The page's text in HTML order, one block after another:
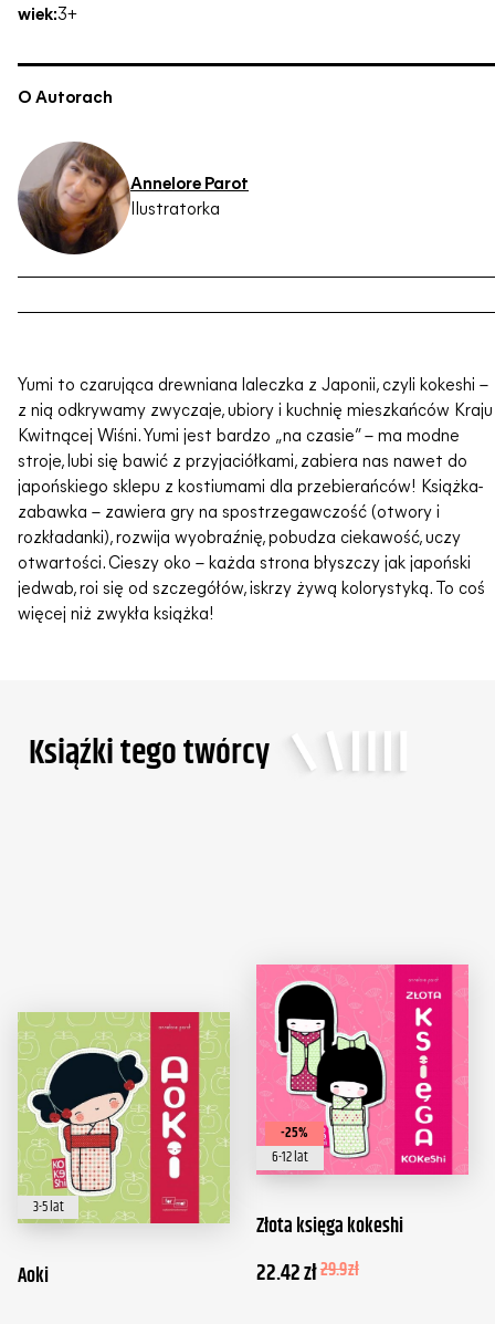
wiek:3+
O Autorach
Annelore Parot
Ilustratorka
Yumi to czarująca drewniana laleczka z Japonii, czyli kokeshi –
z nią odkrywamy zwyczaje, ubiory i kuchnię mieszkańców Kraju
Kwitnącej Wiśni. Yumi jest bardzo „na czasie” – ma modne
stroje, lubi się bawić z przyjaciółkami, zabiera nas nawet do
japońskiego sklepu z kostiumami dla przebierańców! Książka-
zabawka – zawiera gry na spostrzegawczość (otwory i
rozkładanki), rozwija wyobraźnię, pobudza ciekawość, uczy
otwartości. Cieszy oko – każda strona błyszczy jak japoński
jedwab, roi się od szczegółów, iskrzy żywą kolorystyką. To coś
więcej niż zwykła książka!
Ksiąźki tego twórcy
3-5 lat
Aoki
-25%
6-12 lat
Złota księga kokeshi
22.42zł29.9zł